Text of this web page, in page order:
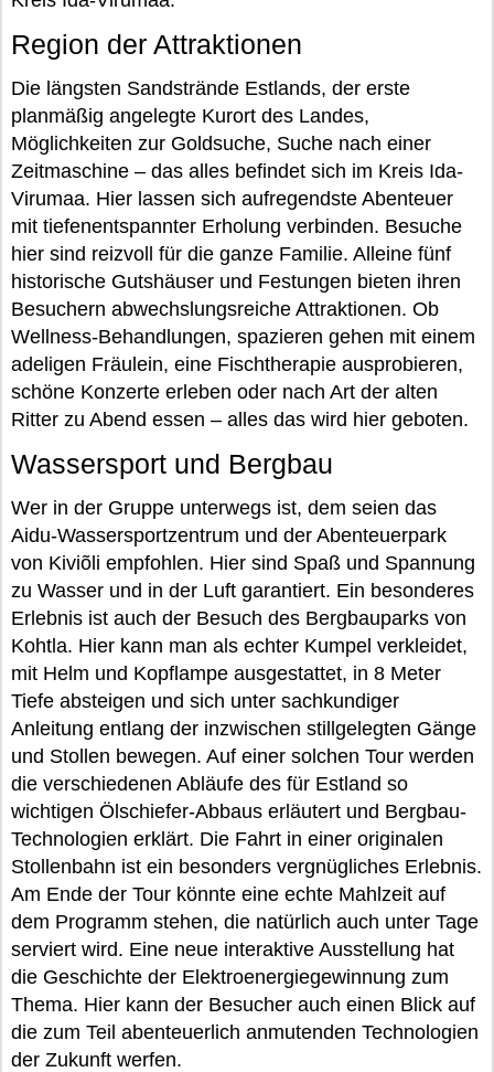
Region der Attraktionen
Die längsten Sandstrände Estlands, der erste
planmäßig angelegte Kurort des Landes,
Möglichkeiten zur Goldsuche, Suche nach einer
Zeitmaschine – das alles befindet sich im Kreis Ida-
Virumaa. Hier lassen sich aufregendste Abenteuer
mit tiefenentspannter Erholung verbinden. Besuche
hier sind reizvoll für die ganze Familie. Alleine fünf
historische Gutshäuser und Festungen bieten ihren
Besuchern abwechslungsreiche Attraktionen. Ob
Wellness-Behandlungen, spazieren gehen mit einem
adeligen Fräulein, eine Fischtherapie ausprobieren,
schöne Konzerte erleben oder nach Art der alten
Ritter zu Abend essen – alles das wird hier geboten.
Wassersport und Bergbau
Wer in der Gruppe unterwegs ist, dem seien das
Aidu-Wassersportzentrum und der Abenteuerpark
von Kiviõli empfohlen. Hier sind Spaß und Spannung
zu Wasser und in der Luft garantiert. Ein besonderes
Erlebnis ist auch der Besuch des Bergbauparks von
Kohtla. Hier kann man als echter Kumpel verkleidet,
mit Helm und Kopflampe ausgestattet, in 8 Meter
Tiefe absteigen und sich unter sachkundiger
Anleitung entlang der inzwischen stillgelegten Gänge
und Stollen bewegen. Auf einer solchen Tour werden
die verschiedenen Abläufe des für Estland so
wichtigen Ölschiefer-Abbaus erläutert und Bergbau-
Technologien erklärt. Die Fahrt in einer originalen
Stollenbahn ist ein besonders vergnügliches Erlebnis.
Am Ende der Tour könnte eine echte Mahlzeit auf
dem Programm stehen, die natürlich auch unter Tage
serviert wird. Eine neue interaktive Ausstellung hat
die Geschichte der Elektroenergiegewinnung zum
Thema. Hier kann der Besucher auch einen Blick auf
die zum Teil abenteuerlich anmutenden Technologien
der Zukunft werfen.